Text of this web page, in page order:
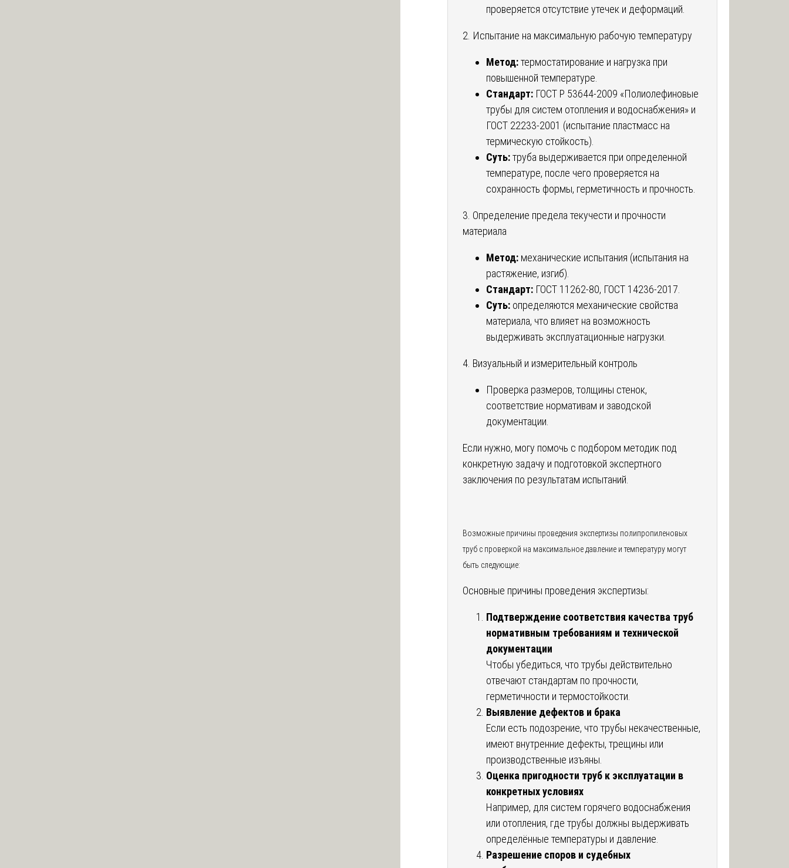
проверяется отсутствие утечек и деформаций.
2. Испытание на максимальную рабочую температуру
Метод:термостатирование и нагрузка при
повышенной температуре.
Стандарт: ГОСТ Р 53644-2009 «Полиолефиновые
трубы для систем отопления и водоснабжения» и
ГОСТ 22233-2001 (испытание пластмасс на
термическую стойкость).
Суть:труба выдерживается при определенной
температуре, после чего проверяется на
сохранность формы, герметичность и прочность.
3. Определение предела текучести и прочности
материала
Метод: механические испытания (испытания на
растяжение, изгиб).
Стандарт: ГОСТ 11262-80, ГОСТ 14236-2017.
Суть: определяются механические свойства
материала, что влияет на возможность
выдерживать эксплуатационные нагрузки.
4. Визуальный и измерительный контроль
Проверка размеров, толщины стенок,
соответствие нормативам и заводской
документации.
Если нужно, могу помочь с подбором методик под
конкретную задачу и подготовкой экспертного
заключения по результатам испытаний.
Возможные причины проведения экспертизы полипропиленовых
труб с проверкой на максимальное давление и температуру могут
быть следующие:
Основные причины проведения экспертизы:
Подтверждение соответствия качества труб
нормативным требованиям и технической
документации
Чтобы убедиться, что трубы действительно
отвечают стандартам по прочности,
герметичности и термостойкости.
Выявление дефектов и брака
Если есть подозрение, что трубы некачественные,
имеют внутренние дефекты, трещины или
производственные изъяны.
Оценка пригодности труб к эксплуатации в
конкретных условиях
Например, для систем горячего водоснабжения
или отопления, где трубы должны выдерживать
определённые температуры и давление.
Разрешение споров и судебных